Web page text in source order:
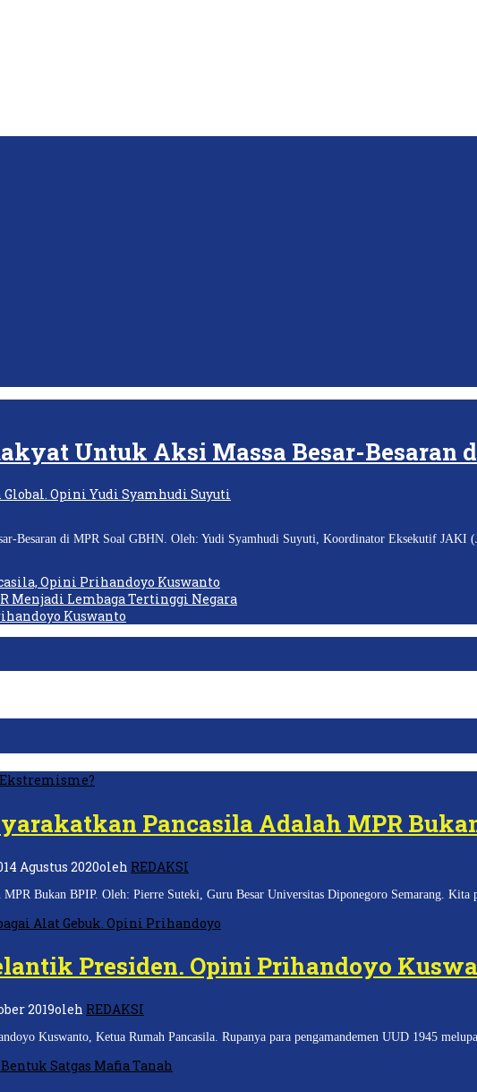
Untuk Aksi Massa Besar-Besaran
Besaran di MPR Soal GBHN. Oleh: Yudi Syamhudi Suyuti, Koordinator Eksekutif JAKI
Opini Prihandoyo Kuswanto
Menjadi Lembaga Tertinggi Negara
Kuswanto
Pancasila Adalah MPR
14 Agustus 2020oleh REDAKSI
MPR Bukan BPIP. Oleh: Pierre Suteki, Guru Besar Universitas Diponegoro Semarang.
Presiden. Opini Prihandoyo
2019oleh REDAKSI
Kuswanto, Ketua Rumah Pancasila. Rupanya para pengamandemen UUD 1945